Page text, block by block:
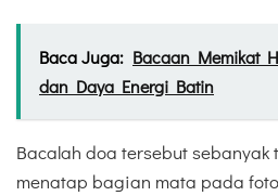
Baca Juga: Bacaan Memikat
dan Daya Energi Batin
Bacalah doa tersebut sebanyak
menatap bagian mata pada